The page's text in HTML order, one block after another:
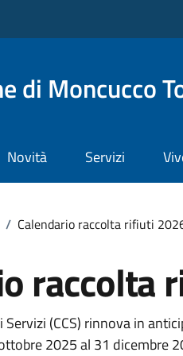
di Moncucco
Novità Servizi
/ Calendario raccolta rifiuti
raccolta
Servizi (CCS) rinnova in
2025 al 31 dicembre